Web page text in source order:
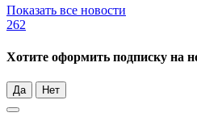
Показать все новости
262
Хотите оформить подписку на
Да Нет